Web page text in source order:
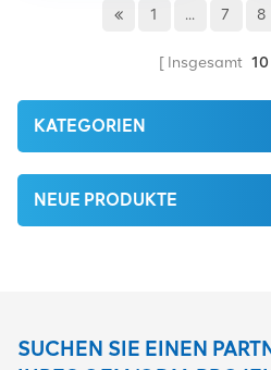
1 ... 7 8
Insgesamt 10
KATEGORIEN
NEUE PRODUKTE
SUCHEN SIE EINEN